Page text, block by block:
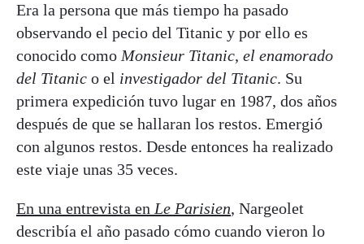
Era la persona que más tiempo ha pasado
observando el pecio del Titanic y por ello es
conocido como Monsieur Titanic, el enamorado
del Titanic o el investigador del Titanic. Su
primera expedición tuvo lugar en 1987, dos años
después de que se hallaran los restos. Emergió
con algunos restos. Desde entonces ha realizado
este viaje unas 35 veces.
En una entrevista en Le Parisien, Nargeolet
describía el año pasado cómo cuando vieron lo